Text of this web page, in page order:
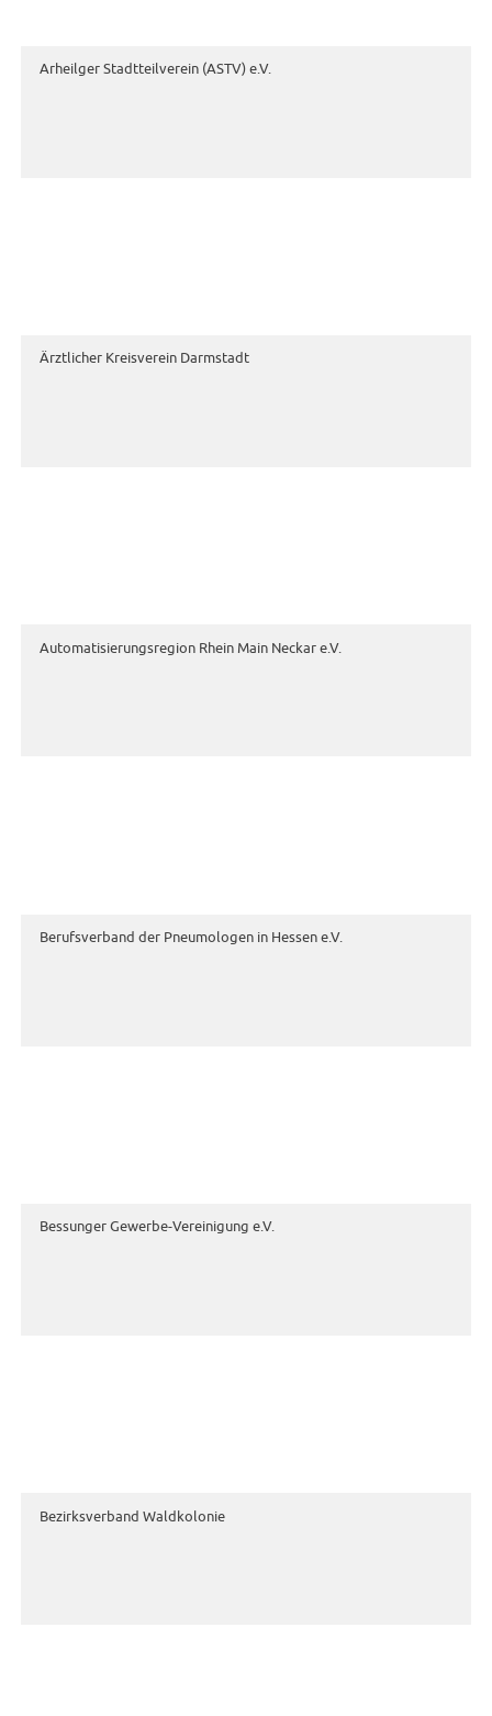
Arheilger Stadtteilverein (ASTV) e.V.
Ärztlicher Kreisverein Darmstadt
Automatisierungsregion Rhein Main Neckar e.V.
Berufsverband der Pneumologen in Hessen e.V.
Bessunger Gewerbe-Vereinigung e.V.
Bezirksverband Waldkolonie